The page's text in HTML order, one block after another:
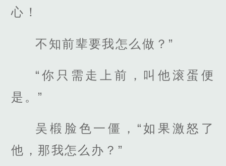
心！
不知前辈要我怎么做？”
“你只需走上前，叫他滚蛋便
是。”
吴椴脸色一僵，“如果激怒了
他，那我怎么办？”